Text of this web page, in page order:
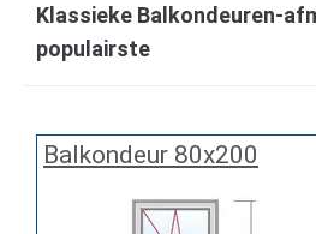
Klassieke Balkondeuren-
populairste
Balkondeur 80x200